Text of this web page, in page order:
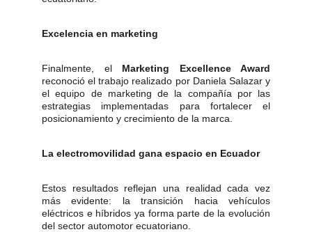
Excelencia en marketing
Finalmente, el Marketing Excellence Award
reconoció el trabajo realizado por Daniela Salazar y
el equipo de marketing de la compañía por las
estrategias implementadas para fortalecer el
posicionamiento y crecimiento de la marca.
La electromovilidad gana espacio en Ecuador
Estos resultados reflejan una realidad cada vez
más evidente: la transición hacia vehículos
eléctricos e híbridos ya forma parte de la evolución
del sector automotor ecuatoriano.